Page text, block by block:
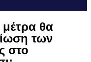
θα
των
στο